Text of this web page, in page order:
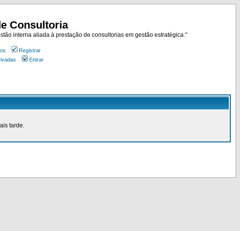
Consultoria
interna aliada à prestação de consultorias em gestão estratégica."
Registrar
Entrar
tarde.